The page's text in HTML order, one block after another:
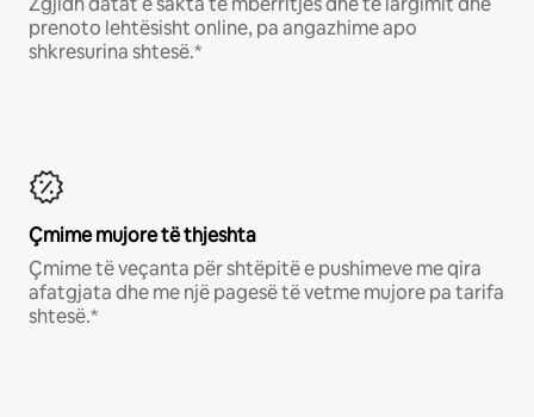
prenoto lehtësisht online, pa angazhime apo
shkresurina shtesë.*
Çmime mujore të thjeshta
Çmime të veçanta për shtëpitë e pushimeve me qira
afatgjata dhe me një pagesë të vetme mujore pa tarifa
shtesë.*